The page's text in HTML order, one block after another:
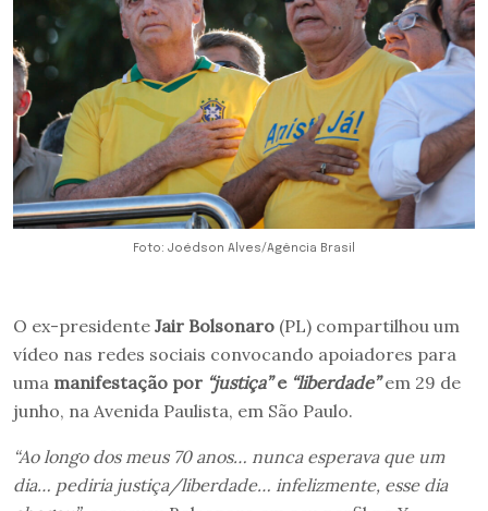
Foto: Joédson Alves/Agência Brasil
O ex-presidente Jair Bolsonaro (PL) compartilhou um
vídeo nas redes sociais convocando apoiadores para
uma manifestação por “justiça”e “liberdade”em 29 de
junho, na Avenida Paulista, em São Paulo.
“Ao longo dos meus 70 anos… nunca esperava que um
dia… pediria justiça/liberdade… infelizmente, esse dia